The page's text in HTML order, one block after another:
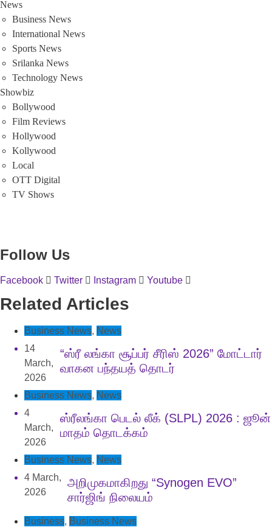
News
Business News
International News
Sports News
Srilanka News
Technology News
Showbiz
Bollywood
Film Reviews
Hollywood
Kollywood
Local
OTT Digital
TV Shows
Follow Us
Facebook Twitter Instagram Youtube
Related Articles
Business News, News
14
March,
2026
“ஸ்ரீ லங்கா சூப்பர் சீரிஸ் 2026” மோட்டார்
வாகன பந்தயத் தொடர்
Business News, News
4
March,
2026
ஸ்ரீலங்கா பெடல் லீக் (SLPL) 2026 : ஜூன்
மாதம் தொடக்கம்
Business News, News
4 March,
2026
அறிமுகமாகிறது “Synogen EVO”
சார்ஜிங் நிலையம்
Business, Business News